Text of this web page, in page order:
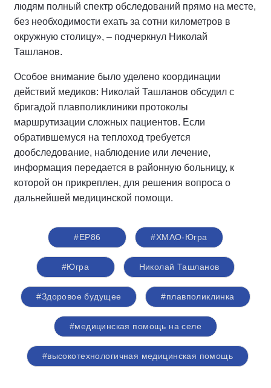
людям полный спектр обследований прямо на месте,
без необходимости ехать за сотни километров в
окружную столицу», – подчеркнул Николай
Ташланов.
Особое внимание было уделено координации
действий медиков: Николай Ташланов обсудил с
бригадой плавполиклиники протоколы
маршрутизации сложных пациентов. Если
обратившемуся на теплоход требуется
дообследование, наблюдение или лечение,
информация передается в районную больницу, к
которой он прикреплен, для решения вопроса о
дальнейшей медицинской помощи.
#ЕР86 #ХМАО-Югра
#Югра Николай Ташланов
#Здоровое будущее #плавполиклинка
#медицинская помощь на селе
#высокотехнологичная медицинская помощь